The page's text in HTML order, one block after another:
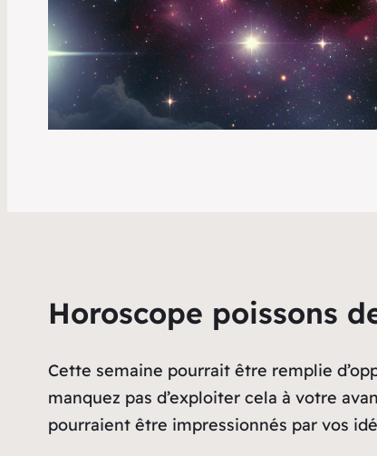
Horoscope poissons
Cette semaine pourrait être remplie
manquez pas d’exploiter cela à votre
pourraient être impressionnés par vos